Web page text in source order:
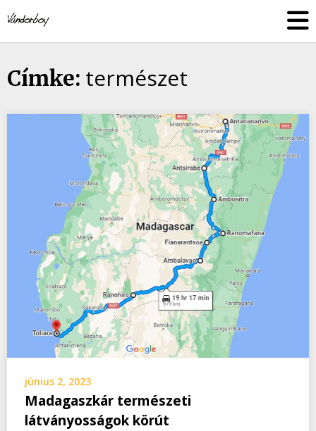
to
content
Címke: természet
június 2, 2023
Madagaszkár természeti
látványosságok körút